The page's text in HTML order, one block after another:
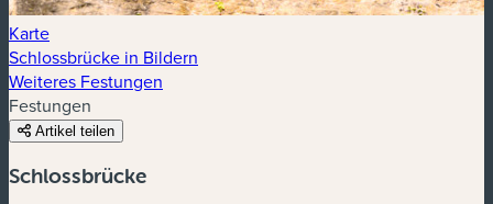
Karte
Schlossbrücke in Bildern
Weiteres Festungen
Festungen
Artikel teilen
Schlossbrücke